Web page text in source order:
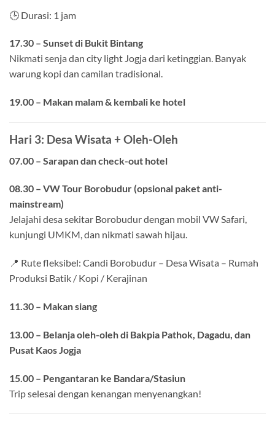
🕒 Durasi: 1 jam
17.30 – Sunset di Bukit Bintang
Nikmati senja dan city light Jogja dari ketinggian. Banyak
warung kopi dan camilan tradisional.
19.00 – Makan malam & kembali ke hotel
Hari 3: Desa Wisata + Oleh-Oleh
07.00 – Sarapan dan check-out hotel
08.30 – VW Tour Borobudur (opsional paket anti-
mainstream)
Jelajahi desa sekitar Borobudur dengan mobil VW Safari,
kunjungi UMKM, dan nikmati sawah hijau.
📍 Rute fleksibel: Candi Borobudur – Desa Wisata – Rumah
Produksi Batik / Kopi / Kerajinan
11.30 – Makan siang
13.00 – Belanja oleh-oleh di Bakpia Pathok, Dagadu, dan
Pusat Kaos Jogja
15.00 – Pengantaran ke Bandara/Stasiun
Trip selesai dengan kenangan menyenangkan!